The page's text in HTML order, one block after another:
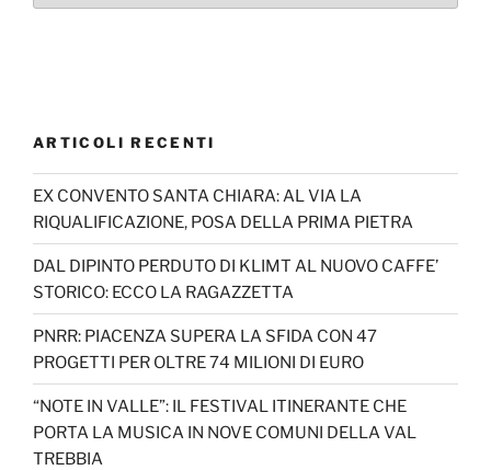
ARTICOLI RECENTI
EX CONVENTO SANTA CHIARA: AL VIA LA
RIQUALIFICAZIONE, POSA DELLA PRIMA PIETRA
DAL DIPINTO PERDUTO DI KLIMT AL NUOVO CAFFE’
STORICO: ECCO LA RAGAZZETTA
PNRR: PIACENZA SUPERA LA SFIDA CON 47
PROGETTI PER OLTRE 74 MILIONI DI EURO
“NOTE IN VALLE”: IL FESTIVAL ITINERANTE CHE
PORTA LA MUSICA IN NOVE COMUNI DELLA VAL
TREBBIA